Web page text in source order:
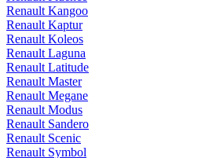
Renault Kangoo
Renault Kaptur
Renault Koleos
Renault Laguna
Renault Latitude
Renault Master
Renault Megane
Renault Modus
Renault Sandero
Renault Scenic
Renault Symbol